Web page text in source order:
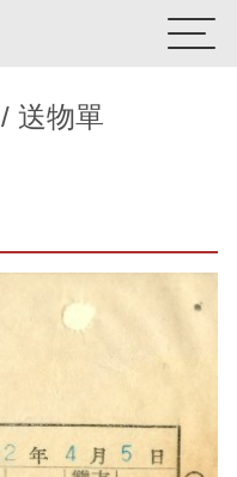
送物單